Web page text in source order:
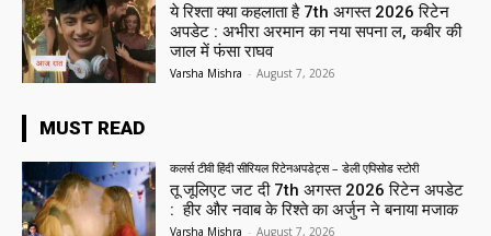
ये रिश्ता क्या कहलाता है 7th अगस्त 2026 रिटेन
अपडेट : अभीरा अरमान का नया सपना ल, कबीर की
जाल में फंसा राघव
Varsha Mishra - August 7, 2026
MUST READ
कलर्स टीवी हिंदी सीरियल रिटेनअपडेट्स – डेली एपिसोड स्टोरी
तू जूलिएट जट दी 7th अगस्त 2026 रिटेन अपडेट
: हीर और नवाब के रिश्ते का अर्जुन ने बनाया मजाक
Varsha Mishra - August 7, 2026